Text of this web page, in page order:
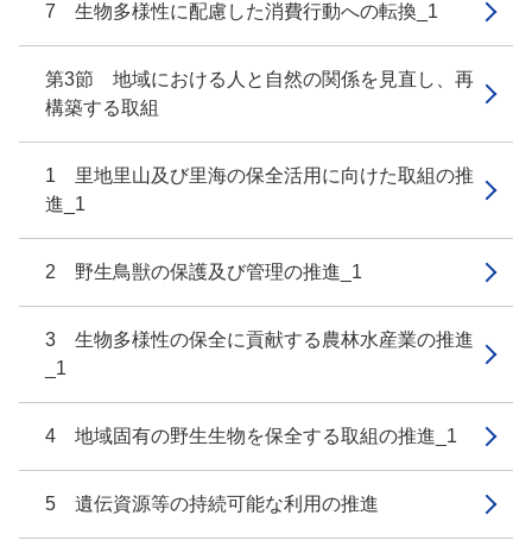
7 生物多様性に配慮した消費行動への転換_1
第3節 地域における人と自然の関係を見直し、再
構築する取組
1 里地里山及び里海の保全活用に向けた取組の推
進_1
2 野生鳥獣の保護及び管理の推進_1
3 生物多様性の保全に貢献する農林水産業の推進
_1
4 地域固有の野生生物を保全する取組の推進_1
5 遺伝資源等の持続可能な利用の推進